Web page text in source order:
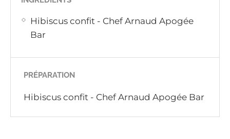
Hibiscus confit - Chef Arnaud Apogée
Bar
PRÉPARATION
Hibiscus confit - Chef Arnaud Apogée Bar